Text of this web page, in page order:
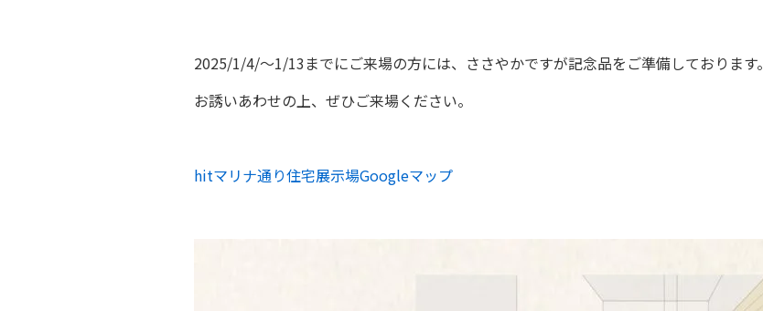
2025/1/4/～1/13までにご来場の方には、ささやかですが記念品をご準備しております。
お誘いあわせの上、ぜひご来場ください。
hitマリナ通り住宅展示場Googleマップ